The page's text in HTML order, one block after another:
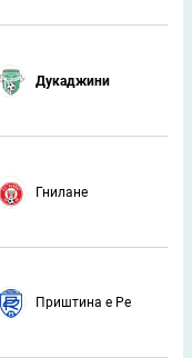
Дукаджини
Гнилане
Приштина е Ре